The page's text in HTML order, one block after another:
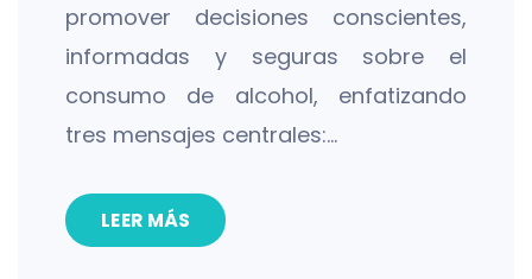
promover decisiones conscientes,
informadas y seguras sobre el
consumo de alcohol, enfatizando
tres mensajes centrales:…
LEER MÁS